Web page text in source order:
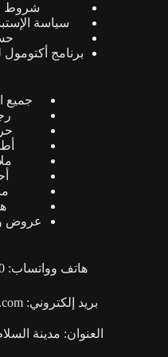
شروط
سياسة
برنامج أكتومول
جميع
عروض
هاتف وواتساب: 01096306080
بريد إلكتروني: info@octumall.com
العنوان: مدينة